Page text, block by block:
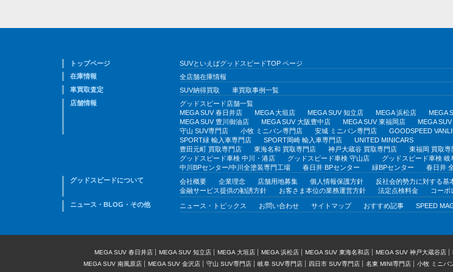
トップページ
SUVといえばグッドスピードTOP ページ
在庫情報
全店舗在庫情報
車買取査定
SUV納得買取
車買取事例一覧
店舗情報
グッドスピード店舗一覧
MEGA SUV 春日井店
MEGA 大垣店 MEGA SUV 知立店 MEGA 浜松店 MEGA
MEGA SUV 豊川御油店
MEGA SUV 大阪豊中店 MEGA SUV 東福岡店 MEGA
守山 SUV専門店
小牧 ミニバン専門店 安城 ミニバン専門店 GOODSPEED
SPORT緑 輸入車専門店
SPORT岡崎 輸入車専門店
UNITED MINICARS
豊田元町 買取専門店
東海名和 買取専門店 神戸大蔵谷 買取専門店
東福岡 買取専
グッドスピード車検 中川・港店
グッドスピード車検 守山店 グッドスピード車検 岐
中川BPセンター/中川全塗装専門工場
春日井 BPセンター 緑BPセンター
春日井
グッドスピードについて
会社概要 企業理念 店舗用地募集 個人情報保護方針 反社会的勢力に対する基
金融サービス提供の勧誘方針
お客さま本位の業務運営方針 法定点検料金
コーポ
ニュース・BLOG・その他
ニュース・トピックス お問い合わせ サイトマップ おすすめ記事 SPEED
MEGA SUV 春日井店 MEGA SUV 知立店 MEGA 大垣店 MEGA 浜松店 MEGA SUV 東海名和店 MEGA SUV 神戸大蔵谷店
MEGA SUV 南風原店
MEGA SUV 金沢店 守山 SUV専門店 岐阜 SUV専門店 四日市 SUV専門店 名東 MINI専門店 小牧 ミニバ